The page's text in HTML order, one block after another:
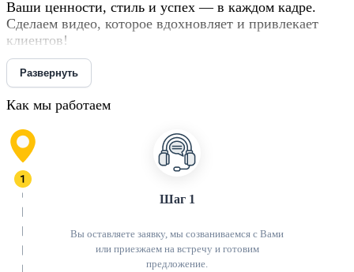
Ваши ценности, стиль и успех — в каждом кадре.
Сделаем видео, которое вдохновляет и привлекает
клиентов!
Развернуть
Как мы работаем
Шаг 1
Вы оставляете заявку, мы созваниваемся с Вами
или приезжаем на встречу и готовим
предложение.